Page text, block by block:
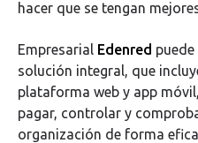
hacer que se tengan
Empresarial Edenred
solución integral, que
plataforma web y app
pagar, controlar y
organización de forma